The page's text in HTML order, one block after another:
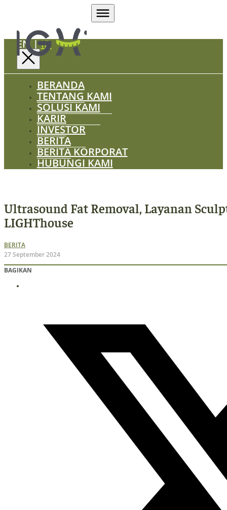
EN|ID
BERANDA
TENTANG KAMI
SOLUSI KAMI
KARIR
INVESTOR
BERITA
BERITA KORPORAT
HUBUNGI KAMI
Ultrasound Fat Removal, Layanan
LIGHThouse
BERITA
27 September 2024
BAGIKAN